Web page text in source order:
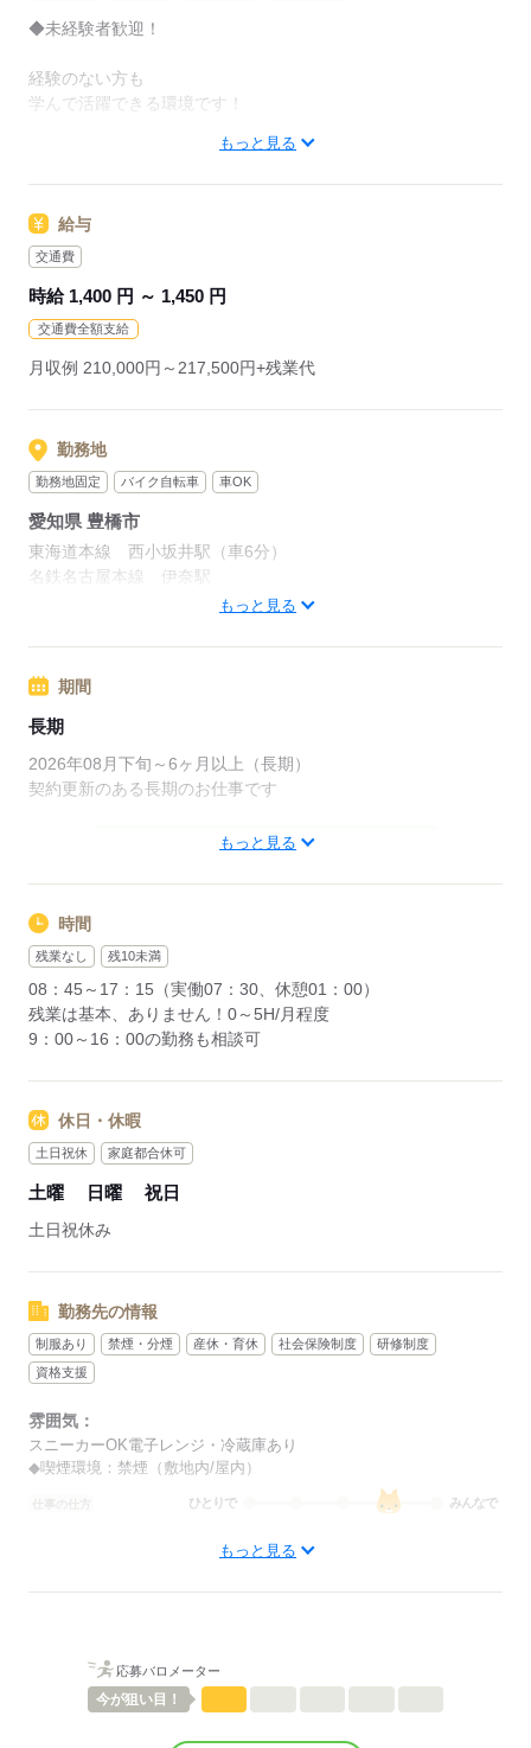
◆未経験者歓迎！
経験のない方も
学んで活躍できる環境です！
＼ハジメテさんも安心＊／
スキルアップしたい方向けに
資格取得支援制度もあります＊
時短や扶養内勤務、
応募する
もっと見る
給与
交通費
時給 1,400 円 ～ 1,450 円
交通費全額支給
月収例 210,000円～217,500円+残業代
勤務地
勤務地固定 バイク自転車 車OK
愛知県 豊橋市
東海道本線 西小坂井駅（車6分）
名鉄名古屋本線 伊奈駅
もっと見る
期間
長期
2026年08月下旬～6ヶ月以上（長期）
契約更新のある長期のお仕事です
もっと見る
時間
残業なし 残10未満
08：45～17：15（実働07：30、休憩01：00）
残業は基本、ありません！0～5H/月程度
9：00～16：00の勤務も相談可
休日・休暇
土日祝休 家庭都合休可
土曜 日曜 祝日
土日祝休み
勤務先の情報
制服あり 禁煙・分煙 産休・育休 社会保険制度
研修制度
資格支援
雰囲気：
スニーカーOK電子レンジ・冷蔵庫あり
◆喫煙環境：禁煙（敷地内/屋内）
ひとりで みんなで
しずか
事業内容地域に根ざし、農産物の生産支援から流通、金融・共済
サービスを展開
もっと見る
応募バロメーター
今が狙い目！